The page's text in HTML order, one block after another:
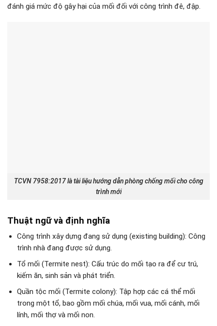
đánh giá mức độ gây hại của mối đối với công trình đê, đập.
TCVN 7958:2017 là tài liệu hướng dẫn phòng chống mối cho công
trình mới
Thuật ngữ và định nghĩa
Công trình xây dựng đang sử dụng (existing building): Công
trình nhà đang được sử dụng.
Tổ mối (Termite nest): Cấu trúc do mối tạo ra để cư trú,
kiếm ăn, sinh sản và phát triển.
Quần tộc mối (Termite colony): Tập hợp các cá thể mối
trong một tổ, bao gồm mối chúa, mối vua, mối cánh, mối
lính, mối thợ và mối non.